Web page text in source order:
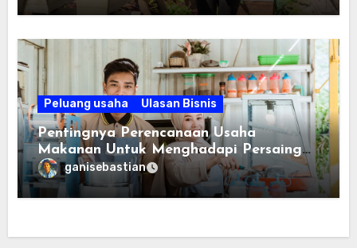
Peluang usaha Ulasan Bisnis
Pentingnya Perencanaan Usaha
Makanan Untuk Menghadapi Persaingan
Bisnisganisebastian